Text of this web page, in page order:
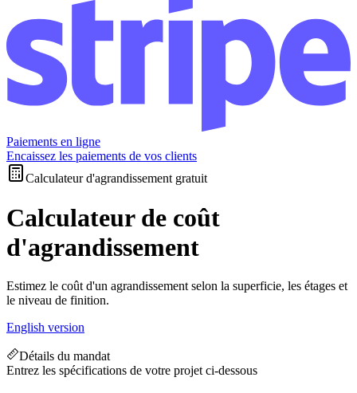
Paiements en ligne
Encaissez les paiements de vos clients
Calculateur d'agrandissement gratuit
Calculateur de coût
d'agrandissement
Estimez le coût d'un agrandissement selon la superficie, les étages et
le niveau de finition.
English version
Détails du mandat
Entrez les spécifications de votre projet ci-dessous